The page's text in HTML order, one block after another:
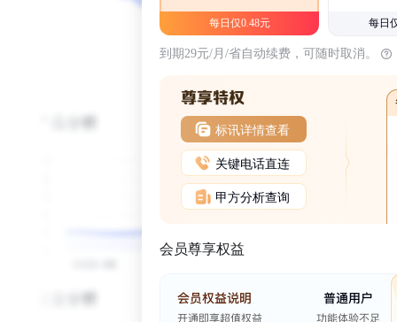
每日仅0.48元 每日
到期29元/月/省自动续费，可随时取消。
标讯详情查看
关键电话直连
甲方分析查询
会员尊享权益